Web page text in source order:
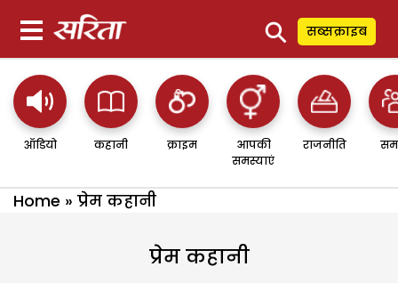
⚲ सब्सक्राइब
ऑडियो कहानी क्राइम
आपकी
समस्याएं
राजनीति
Home » प्रेम कहानी
प्रेम कहानी